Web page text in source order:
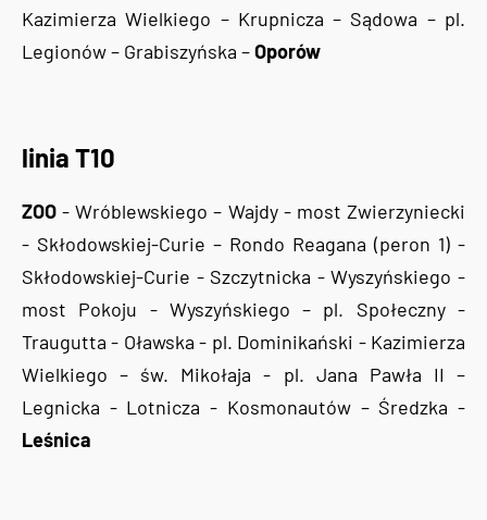
Kazimierza Wielkiego – Krupnicza – Sądowa – pl.
Legionów – Grabiszyńska –Oporów
linia T10
ZOO - Wróblewskiego – Wajdy - most Zwierzyniecki
- Skłodowskiej-Curie – Rondo Reagana (peron 1) -
Skłodowskiej-Curie - Szczytnicka - Wyszyńskiego -
most Pokoju - Wyszyńskiego – pl. Społeczny -
Traugutta - Oławska - pl. Dominikański - Kazimierza
Wielkiego – św. Mikołaja - pl. Jana Pawła II –
Legnicka - Lotnicza - Kosmonautów – Średzka -
Leśnica